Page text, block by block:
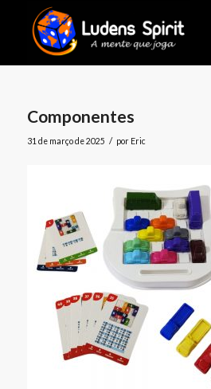
Componentes
31 de março de 2025 / por Eric